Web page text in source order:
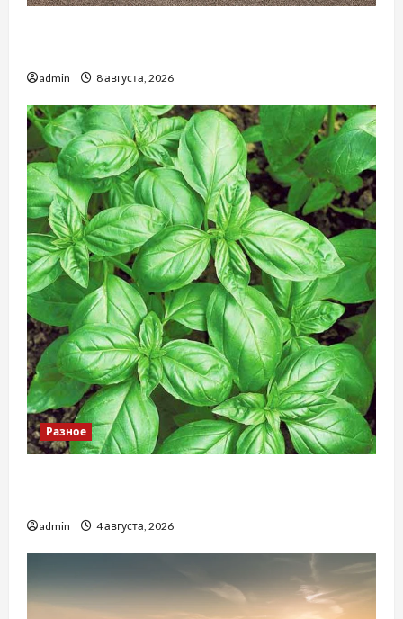
admin 8 августа, 2026
Разное
admin 4 августа, 2026